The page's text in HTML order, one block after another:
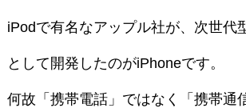
iPodで有名なアップル社が、次世代
として開発したのがiPhoneです。
何故「携帯電話」ではなく「携帯通